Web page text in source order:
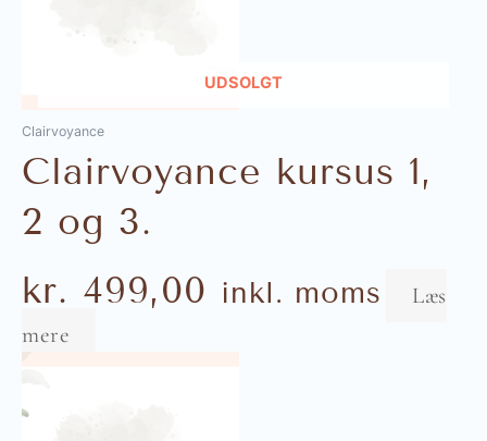
UDSOLGT
Clairvoyance
Clairvoyance kursus 1,
2 og 3.
kr. 499,00 inkl. moms
Læs
mere